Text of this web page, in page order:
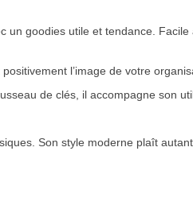
un goodies utile et tendance. Facile
l’image de votre
de clés, il accompagne son
Son style moderne plaît